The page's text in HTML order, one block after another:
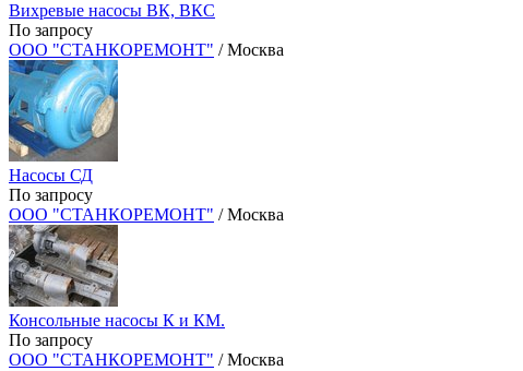
Вихревые насосы ВК, ВКС
По запросу
ООО "СТАНКОРЕМОНТ" / Москва
Насосы СД
По запросу
ООО "СТАНКОРЕМОНТ" / Москва
Консольные насосы К и КМ.
По запросу
ООО "СТАНКОРЕМОНТ" / Москва